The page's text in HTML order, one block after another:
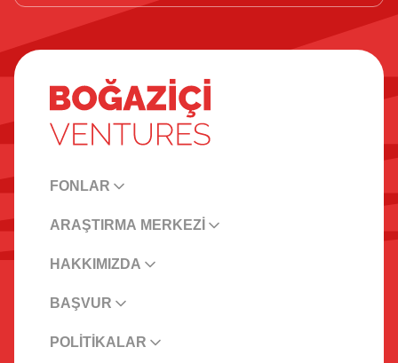
FONLAR
ARAŞTIRMA MERKEZİ
HAKKIMIZDA
BAŞVUR
POLİTİKALAR